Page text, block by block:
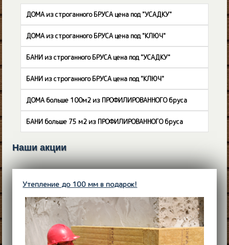
ДОМА из строганного БРУСА цена под "УСАДКУ"
ДОМА из строганного БРУСА цена под "КЛЮЧ"
БАНИ из строганного БРУСА цена под "УСАДКУ"
БАНИ из строганного БРУСА цена под "КЛЮЧ"
ДОМА больше 100м2 из ПРОФИЛИРОВАННОГО бруса
БАНИ больше 75 м2 из ПРОФИЛИРОВАННОГО бруса
Наши акции
Утепление до 100 мм в подарок!